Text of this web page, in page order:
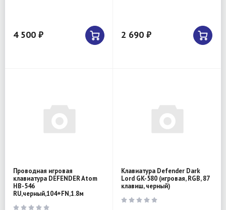
4 500 ₽ 2 690 ₽
Проводная игровая
клавиатура DEFENDER Atom
HB-546
RU,черный,104+FN,1.8м
Клавиатура Defender Dark
Lord GK-580 (игровая, RGB, 87
клавиш, черный)